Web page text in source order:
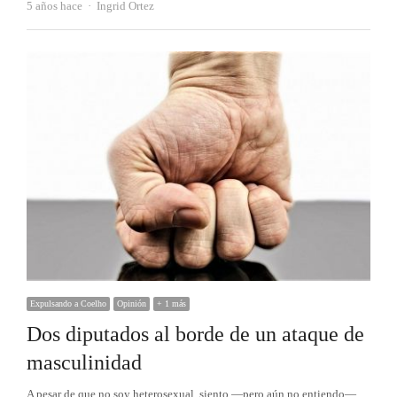
5 años hace Autor
Ingrid Ortez
Expulsando a Coelho Opinión + 1 más
Dos diputados al borde de un ataque de
masculinidad
A pesar de que no soy heterosexual, siento —pero aún no entiendo—